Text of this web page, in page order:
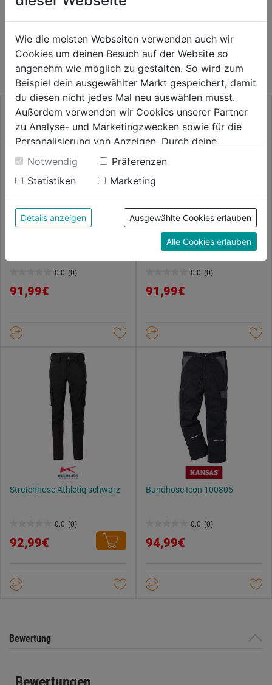
WEITERE PRODUKTE AUS DIESER
KATEGORIE
0.0 (0)
von
91,99€
Bundhose FUSION 2555
0.0 (0)
von
91,99€
Stretchhose Athletiq schwarz
0.0 (0)
von
92,99€
Bundhose Icon 100805
0.0 (0)
von
94,99€
Bewertung
Wie die meisten Webseiten verwenden auch wir
Cookies um deinen Besuch auf der Website so
angenehm wie möglich zu gestalten. So wird zum
Beispiel dein ausgewählter Markt gespeichert, damit
du diesen nicht jedes Mal neu auswählen musst.
Außerdem verwenden wir Cookies unserer Partner
zu Analyse- und Marketingzwecken sowie für die
Personalisierung von Anzeigen. Durch deine
Einwilligung werden die Daten von Drittanbieter,
unter anderem auch in den USA, verarbeitet.
Durch Klick auf "Alle Cookies erlauben" stimmst du
der Verwendung aller Cookies zu. Unter "Details
anzeigen" findest du alle Infos zu den
unterschiedlichen Cookies, unter "Cookies
Konfigurieren" kannst du auswählen, welche Cookies
du zulassen möchtest und welche nicht.
Weitere Informationen findest du in unserer
Datenschutzerklärung
Notwendig
Präferenzen
Statistiken
Marketing
Details anzeigen Ausgewählte Cookies erlauben
Alle Cookies erlauben